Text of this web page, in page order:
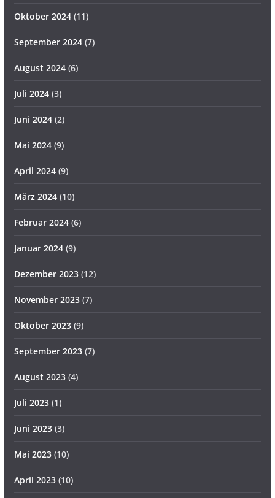
Oktober 2024(11)
September 2024(7)
August 2024(6)
Juli 2024(3)
Juni 2024(2)
Mai 2024(9)
April 2024(9)
März 2024(10)
Februar 2024(6)
Januar 2024(9)
Dezember 2023(12)
November 2023(7)
Oktober 2023(9)
September 2023(7)
August 2023(4)
Juli 2023(1)
Juni 2023(3)
Mai 2023(10)
April 2023(10)